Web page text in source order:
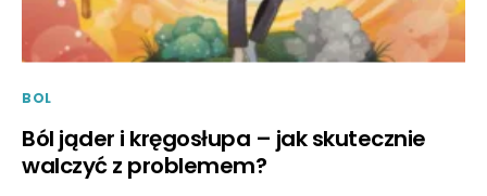
BOL
Ból jąder i kręgosłupa – jak skutecznie
walczyć z problemem?